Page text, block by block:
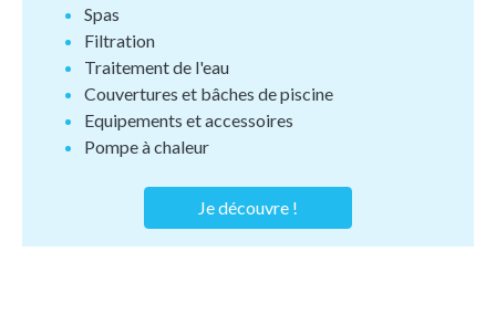
Spas
Filtration
Traitement de l'eau
Couvertures et bâches de piscine
Equipements et accessoires
Pompe à chaleur
Je découvre !